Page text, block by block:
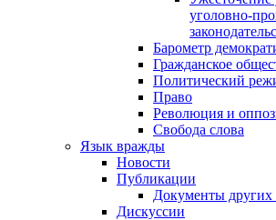
уголовно-
Барометр
Гражданское
Политический
Право
Революция и
Свобода слова
Язык вражды
Новости
Публикации
Документы других
Дискуссии